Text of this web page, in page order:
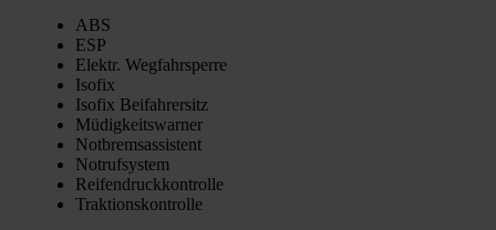
ABS
ESP
Elektr. Weg­fahr­sper­re
Iso­fix
Iso­fix Bei­fah­rer­sitz
Müdig­keits­war­ner
Not­brems­as­sis­tent
Not­ruf­sys­tem
Rei­fen­druck­kon­trol­le
Trak­ti­ons­kon­trol­le